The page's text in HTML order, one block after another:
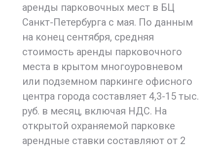
аренды парковочных мест в БЦ
Санкт-Петербурга с мая. По данным
на конец сентября, средняя
стоимость аренды парковочного
места в крытом многоуровневом
или подземном паркинге офисного
центра города составляет 4,3-15 тыс.
руб. в месяц, включая НДС. На
открытой охраняемой парковке
арендные ставки составляют от 2